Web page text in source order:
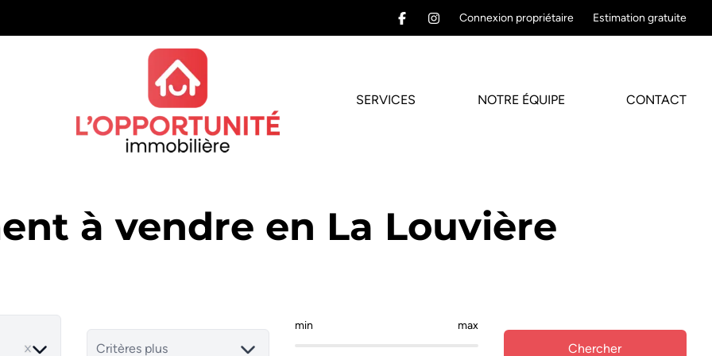
Connexion propriétaire Estimation gratuite
SERVICES NOTRE ÉQUIPE CONTACT
à vendre en La Louvière
Critères plus
min max
Chercher